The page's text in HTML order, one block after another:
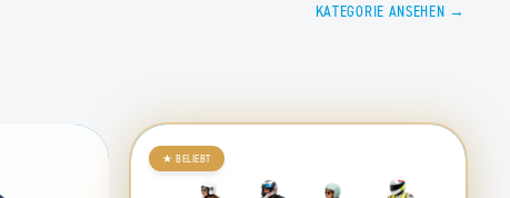
KATEGORIE ANSEHEN →
★ BELIEBT